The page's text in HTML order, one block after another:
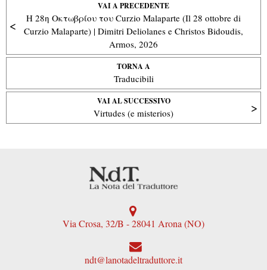
VAI A PRECEDENTE
Η 28η Οκτωβρίου του Curzio Malaparte (Il 28 ottobre di
Curzio Malaparte) | Dimitri Deliolanes e Christos Bidoudis,
Armos, 2026
TORNA A
Traducibili
VAI AL SUCCESSIVO
Virtudes (e misterios)
Via Crosa, 32/B - 28041 Arona (NO)
ndt@lanotadeltraduttore.it